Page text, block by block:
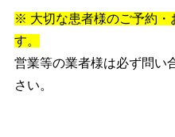
※ 大切な患者様のご予約・
す。
営業等の業者様は必ず問い
さい。